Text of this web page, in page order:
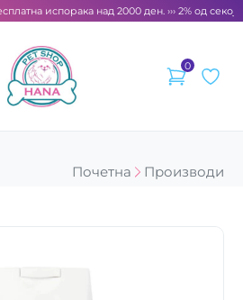
испорака над 2000 ден. ››› 2% од
0
Почетна
Производи